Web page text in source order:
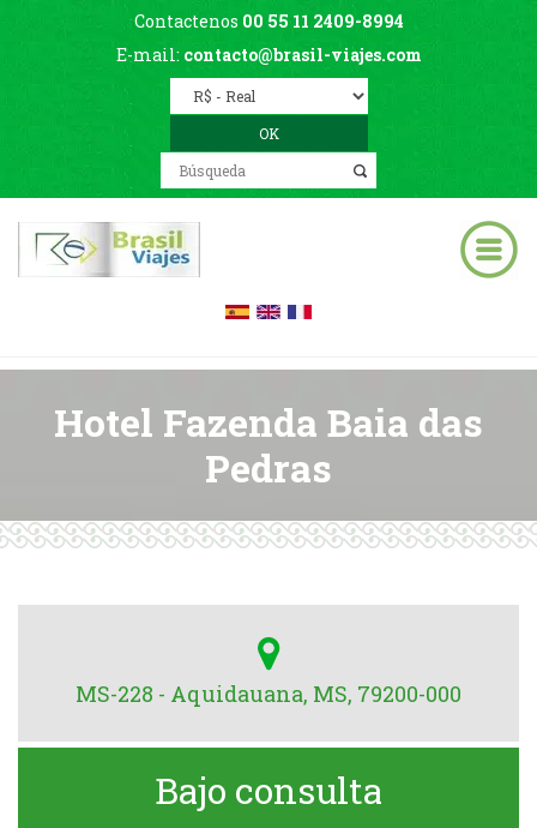
Contactenos 00 55 11 2409-8994
E-mail: contacto@brasil-viajes.com
Hotel Fazenda Baia das
Pedras
MS-228 - Aquidauana, MS, 79200-000
Bajo consulta